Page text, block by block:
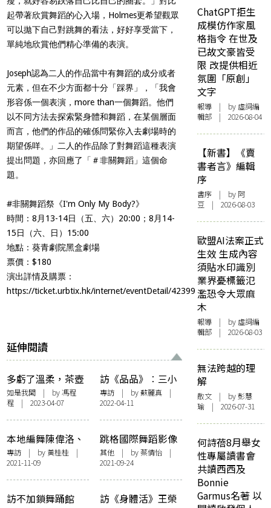
起帶著欣賞舞蹈的心入場，Holmes更希望觀眾
可以拋下自己對跳舞的看法，好好享受當下，
單純地欣賞他們精心準備的表演。
Joseph認為二人的作品當中有舞蹈的成分或者
元素，但在不少方面都十分「踩界」，「我會
形容係一個表演，more than一個舞蹈。他們
以不同方法去探索緊身體和舞蹈，在某個層面
而言，他們的作品的確係問緊你入去劇場時的
期望係咩。」二人的作品除了對舞蹈這種表演
提出問題，亦回應了「＃非關舞蹈」這個命
題。
#非關舞蹈祭《I'm Only My Body?》
時間：8月13-14日（五、六）20:00；8月14-
15日（六、日）15:00
地點：葵青劇院黑盒劇場
票價：$180
演出詳情及購票：
https://ticket.urbtix.hk/internet/eventDetail/42399
延伸閱讀
多虧了溫柔，茶壺
才能開口說話
如是我聞 | by馮程
程 | 2023-04-07
訪《品品》︰三小
時展演放題，揀飲
擇食的自由意志
專訪| by 蘇麗真 |
2022-04-11
本地編舞陳偉洛、
馬師雅及廖月敏
從《舞渡平台》探
索性、身份和權力
的可能
專訪 | by 黃桂桂 |
2021-11-09
跳格國際舞蹈影像
節——表演式紀錄
片，從放映引伸至
藝術展覽
其他| by蔡倩怡|
2021-09-24
訪不加鎖舞踊館
訪《身體活》王榮
ChatGPT拒生
成模仿作家風
格指令 在世及
已故文豪皆受
限 改提供相近
氛圍「原創」
文字
報導 | by 虛詞編
輯部 | 2026-08-04
【新書】《賣
書者言》編輯
序
書序 | by 阿
豆 | 2026-08-03
歐盟AI法案正式
生效 生成內容
須貼水印識別
業界憂標籤氾
濫恐令大眾麻
木
報導 | by 虛詞編
輯部 | 2026-08-03
無法跨越的理
解
散文 | by 彭慧
瑜 | 2026-07-31
何詩蓓8月舉女
性專屬讀書會
共讀西西及
Bonnie
Garmus名著 以